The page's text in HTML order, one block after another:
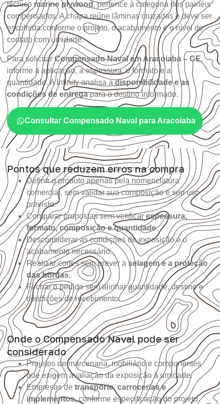
técnico marine plywood, pertence à categoria dos painéis
compensados. A chapa reúne lâminas cruzadas e deve ser
escolhida conforme o projeto, o acabamento e o nível de
contato com umidade.
Para solicitar Compensado Naval em Aracoiaba – CE,
informe a aplicação, a espessura, o formato e a
quantidade. A Infinity analisa adisponibilidade e as
condições de entregapara o destino informado.
Consultar Compensado Naval para Aracoiaba
Pontos que reduzem erros na compra
Definir o produto apenas pela nomenclatura
comercial, sem validar sua composição e seu uso
previsto.
Comparar propostas sem verificar espessura,
formato, composição e quantidade.
Desconsiderar as condições de exposição e o
acabamento necessário.
Realizar cortes sem prever a selagem e a proteção
das bordas.
Fechar o pedido sem alinhar quantidade, destino e
condições de recebimento.
Onde o Compensado Naval pode ser
considerado
Projetos de marcenaria, mobiliário e componentes
que exigem avaliação da exposição à umidade.
Empresas de transporte, carrocerias e
implementos, conforme especificação do projeto.